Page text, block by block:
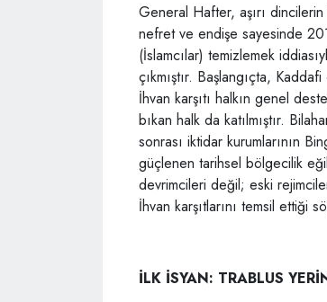
General Hafter, aşırı dincilerin
nefret ve endişe sayesinde
(İslamcılar) temizlemek
çıkmıştır. Başlangıçta,
İhvan karşıtı halkın genel
bıkan halk da katılmıştır.
sonrası iktidar kurumlarının
güçlenen tarihsel bölgecilik
devrimcileri değil; eski
İhvan karşıtlarını temsil ettiği
İLK İSYAN: TRABLUS